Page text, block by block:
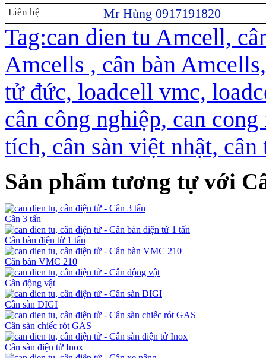
Liên hệ
Mr Hùng 0917191820
Tag:can dien tu Amcell,
Amcells , cân bàn
tử đức, loadcell vmc,
cân công nghiệp, can
tích, cân sàn việt nhật,
Sản phẩm tương tự với
Cân 3 tấn
Cân bàn điện tử 1 tấn
Cân bàn VMC 210
Cân động vật
Cân sàn DIGI
Cân sàn chiếc rót GAS
Cân sàn điện tử Inox